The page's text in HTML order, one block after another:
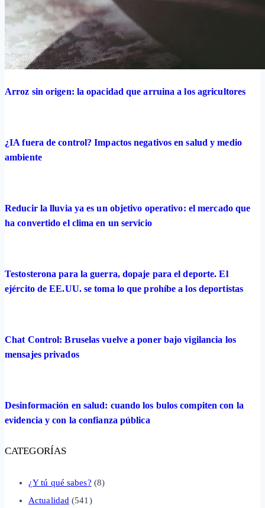
Arroz sin origen: la opacidad que arruina a los agricultores
¿IA fuera de control? Impactos negativos en salud y medio
ambiente
Reducir la lluvia ya es un objetivo operativo: el mercado que
ha convertido el clima en un servicio
Testosterona para la guerra, dopaje para el deporte. El
ejército de EE.UU. se toma lo que prohíbe a los deportistas
Chat Control: Bruselas vuelve a poner bajo vigilancia los
mensajes privados
Desinformación en salud: cuando los bulos compiten con la
evidencia y con la confianza pública
CATEGORÍAS
¿Y tú qué sabes? (8)
Actualidad (541)